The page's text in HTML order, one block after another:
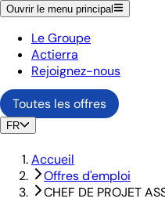
Ouvrir le menu principal
Le Groupe
Actierra
Rejoignez-nous
Toutes les offres
FR
Accueil
Offres d'emploi
CHEF DE PROJET